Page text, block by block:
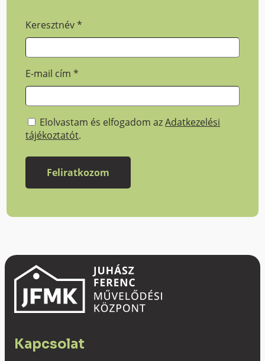
Keresztnév*
E-mail cím*
Elolvastam és elfogadom azAdatkezelési
tájékoztatót.
Kapcsolat